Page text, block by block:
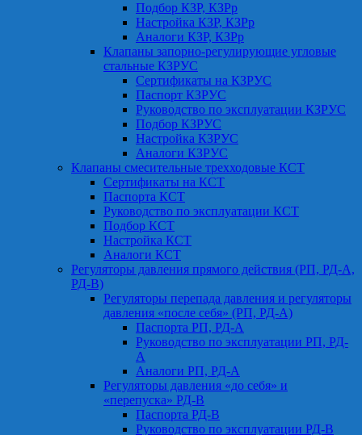
Подбор КЗР, КЗРр
Настройка КЗР, КЗРр
Аналоги КЗР, КЗРр
Клапаны запорно-регулирующие угловые
стальные КЗРУС
Сертификаты на КЗРУС
Паспорт КЗРУС
Руководство по эксплуатации КЗРУС
Подбор КЗРУС
Настройка КЗРУС
Аналоги КЗРУС
Клапаны смесительные трехходовые КСТ
Сертификаты на КСТ
Паспорта КСТ
Руководство по эксплуатации КСТ
Подбор КСТ
Настройка КСТ
Аналоги КСТ
Регуляторы давления прямого действия (РП, РД-А,
РД-В)
Регуляторы перепада давления и регуляторы
давления «после себя» (РП, РД-А)
Паспорта РП, РД-А
Руководство по эксплуатации РП, РД-
А
Аналоги РП, РД-А
Регуляторы давления «до себя» и
«перепуска» РД-В
Паспорта РД-В
Руководство по эксплуатации РД-В